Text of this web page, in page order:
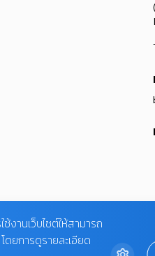
งานเว็บไซต์ให้สามารถ
ยการดูรายละเอียด